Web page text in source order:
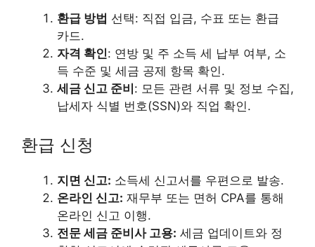
환급 방법 선택: 직접 입금, 수표 또는 환급
카드.
자격 확인: 연방 및 주 소득 세 납부 여부, 소
득 수준 및 세금 공제 항목 확인.
세금 신고 준비: 모든 관련 서류 및 정보 수집,
납세자 식별 번호(SSN)와 직업 확인.
환급 신청
지면 신고: 소득세 신고서를 우편으로 발송.
온라인 신고: 재무부 또는 면허 CPA를 통해
온라인 신고 이행.
전문 세금 준비사 고용: 세금 업데이트와 정